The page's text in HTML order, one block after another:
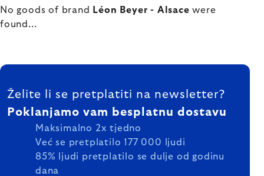
No goods of brand Léon Beyer - Alsace were
found...
FOOTER
Želite li se pretplatiti na newsletter?
Poklanjamo vam besplatnu dostavu
Maksimalno 2x tjedno
Već se pretplatilo 177 000 ljudi
85% ljudi pretplatilo se dulje od godinu
dana